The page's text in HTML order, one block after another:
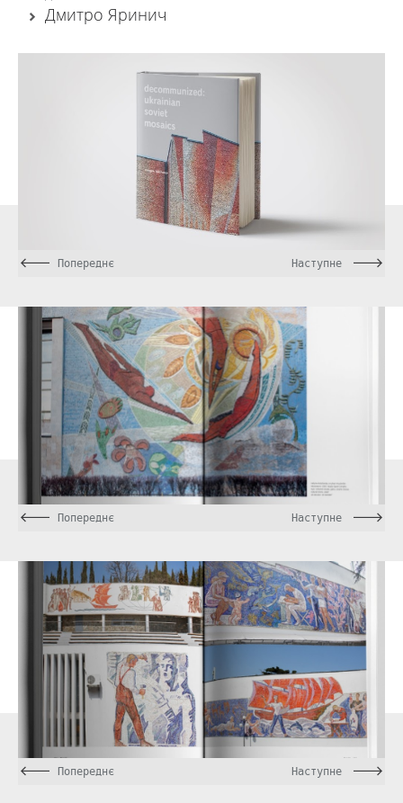
Дмитро Яринич
Наступне
Попереднє
Наступне
Попереднє
Наступне
Попереднє